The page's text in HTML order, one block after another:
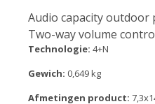
Audio capacity outdoor
Two-way volume
Technologie: 4+N
Gewich: 0,649 kg
Afmetingen product: